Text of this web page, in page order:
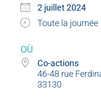
2 juillet 2024
Toute la journée
OÙ
Co-actions
46-48 rue
33130